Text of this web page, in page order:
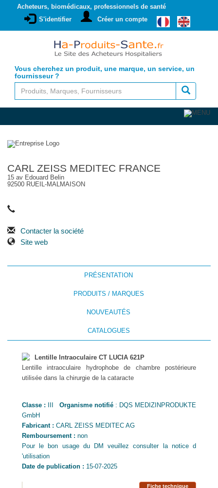
Acheteurs, biomédicaux, professionnels de santé
S'identifier
Créer un compte
Vous cherchez un produit, une marque, un service, un
fournisseur ?
CARL ZEISS MEDITEC FRANCE
15 av Edouard Belin
92500 RUEIL-MALMAISON
Contacter la société
Site web
PRÉSENTATION
PRODUITS / MARQUES
NOUVEAUTÉS
CATALOGUES
Lentille Intraoculaire CT LUCIA 621P
Lentille intraoculaire hydrophobe de chambre postérieure
utilisée dans la chirurgie de la cataracte
Classe : Organisme notifié : DQS MEDIZINPRODUKTE
GmbH
Fabricant : CARL ZEISS MEDITEC AG
Remboursement : non
Pour le bon usage du DM veuillez consulter la notice d
'utilisation
Date de publication : 15-07-2025
Fiche technique